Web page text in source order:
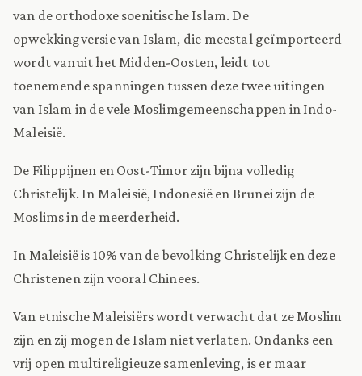
van de orthodoxe soenitische Islam. De
opwekkingversie van Islam, die meestal geïmporteerd
wordt vanuit het Midden-Oosten, leidt tot
toenemende spanningen tussen deze twee uitingen
van Islam in de vele Moslimgemeenschappen in Indo-
Maleisië.
De Filippijnen en Oost-Timor zijn bijna volledig
Christelijk. In Maleisië, Indonesië en Brunei zijn de
Moslims in de meerderheid.
In Maleisië is 10% van de bevolking Christelijk en deze
Christenen zijn vooral Chinees.
Van etnische Maleisiërs wordt verwacht dat ze Moslim
zijn en zij mogen de Islam niet verlaten. Ondanks een
vrij open multireligieuze samenleving, is er maar